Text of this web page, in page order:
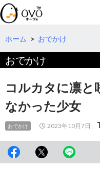
検
索
コ
テ
ツ
へ
ホーム > おでかけ
おでかけ
コルカタに凛と
なかった少女
おでかけ 2023年10月7日